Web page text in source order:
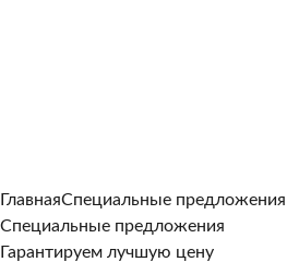
ГлавнаяСпециальные предложения
Специальные предложения
Гарантируем лучшую цену